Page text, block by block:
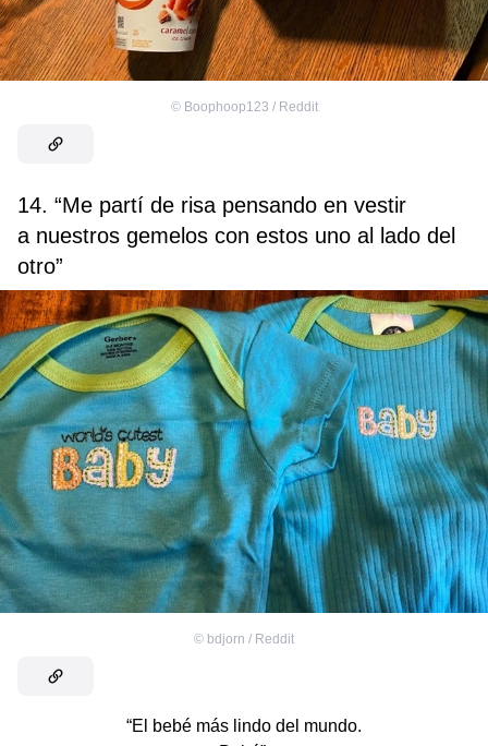
© Boophoop123 / Reddit
14. “Me partí de risa pensando en vestir
a nuestros gemelos con estos uno al lado del
otro”
© bdjorn / Reddit
“El bebé más lindo del mundo.